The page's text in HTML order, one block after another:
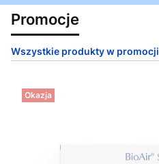
Promocje
Wszystkie produkty w promocji
Okazja